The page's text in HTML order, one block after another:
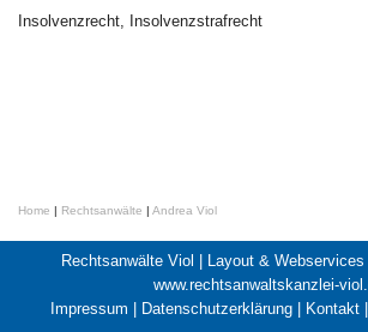
Insolvenzrecht, Insolvenzstrafrecht
Home | Rechtsanwälte | Andrea Viol
Rechtsanwälte Viol | Layout &
www.rechtsanwaltskanzlei-
Impressum | Datenschutzerklärung| Kontakt|